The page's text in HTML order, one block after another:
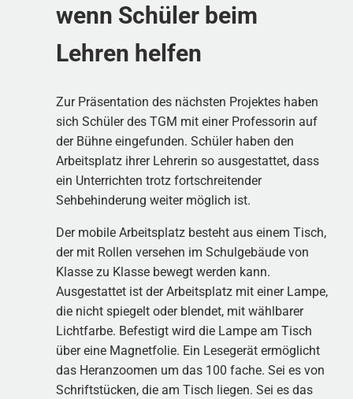
wenn Schüler beim
Lehren helfen
Zur Präsentation des nächsten Projektes haben
sich Schüler des TGM mit einer Professorin auf
der Bühne eingefunden. Schüler haben den
Arbeitsplatz ihrer Lehrerin so ausgestattet, dass
ein Unterrichten trotz fortschreitender
Sehbehinderung weiter möglich ist.
Der mobile Arbeitsplatz besteht aus einem Tisch,
der mit Rollen versehen im Schulgebäude von
Klasse zu Klasse bewegt werden kann.
Ausgestattet ist der Arbeitsplatz mit einer Lampe,
die nicht spiegelt oder blendet, mit wählbarer
Lichtfarbe. Befestigt wird die Lampe am Tisch
über eine Magnetfolie. Ein Lesegerät ermöglicht
das Heranzoomen um das 100 fache. Sei es von
Schriftstücken, die am Tisch liegen. Sei es das